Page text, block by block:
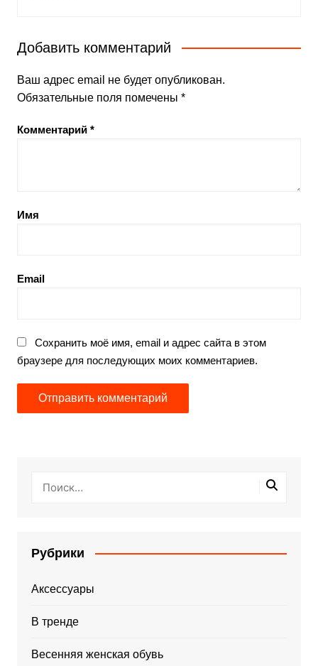
Добавить комментарий
Ваш адрес email не будет опубликован.
Обязательные поля помечены *
Комментарий *
Имя
Email
Сохранить моё имя, email и адрес сайта в этом
браузере для последующих моих комментариев.
Рубрики
Аксессуары
В тренде
Весенняя женская обувь